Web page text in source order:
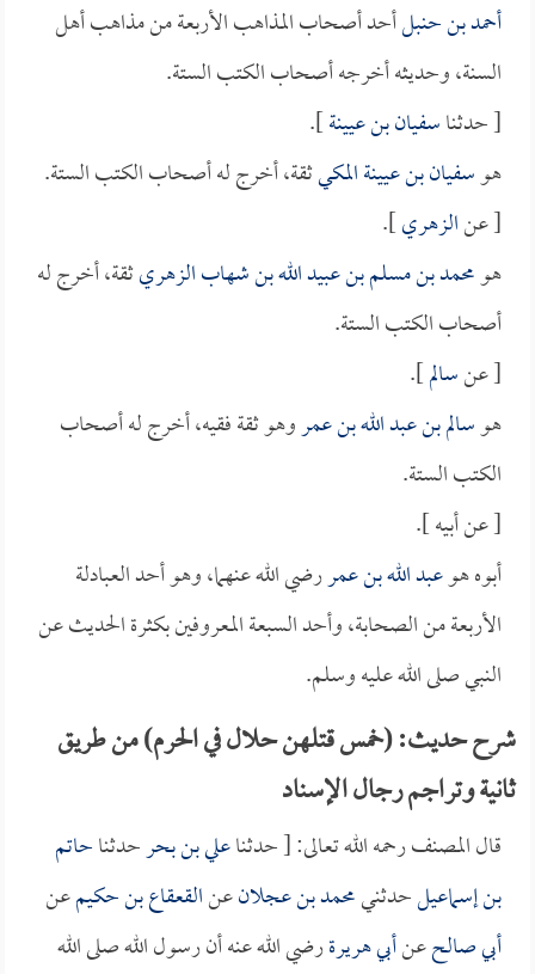
أحمد بن حنبلأحد أصحاب المذاهب الأربعة من مذاهب أهل
السنة، وحديثه أخرجه أصحاب الكتب الستة.
[ حدثناسفيان بن عيينة].
هوسفيان بن عيينة المكيثقة، أخرج له أصحاب الكتب الستة.
[ عنالزهري].
هومحمد بن مسلم بن عبيد الله بن شهاب الزهريثقة، أخرج له
أصحاب الكتب الستة.
[ عنسالم].
هوسالم بن عبد الله بن عمروهو ثقة فقيه، أخرج له أصحاب
الكتب الستة.
[ عن أبيه ].
أبوه هوعبد الله بن عمررضي الله عنهما، وهو أحد العبادلة
الأربعة من الصحابة، وأحد السبعة المعروفين بكثرة الحديث عن
النبي صلى الله عليه وسلم.
شرح حديث: (خمس قتلهن حلال في الحرم) من طريق
ثانية وتراجم رجال الإسناد
قال المصنف رحمه الله تعالى: [ حدثناعلي بن بحرحدثناحاتم
بن إسماعيلحدثنيمحمد بن عجلانعنالقعقاع بن حكيمعن
أبي صالحعنأبي هريرةرضي الله عنه أن رسول الله صلى الله